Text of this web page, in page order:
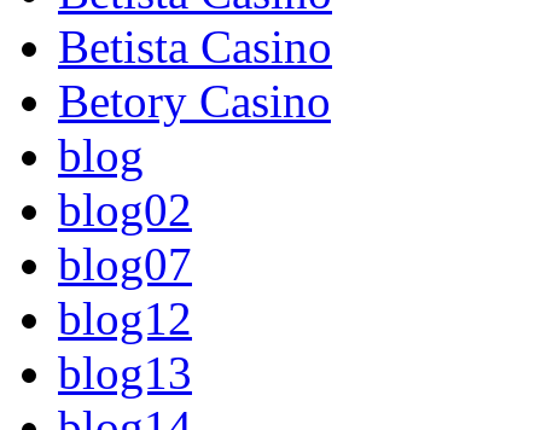
Betista Casino
Betory Casino
blog
blog02
blog07
blog12
blog13